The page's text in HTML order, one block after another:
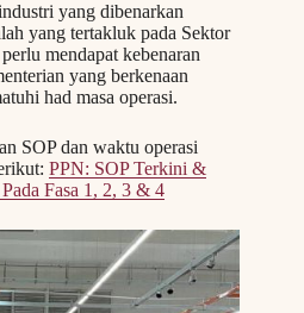
yang dibenarkan
yang tertakluk pada Sektor
mendapat kebenaran
yang berkenaan
had masa operasi.
SOP dan waktu operasi
PPN: SOP Terkini &
Fasa 1, 2, 3 & 4